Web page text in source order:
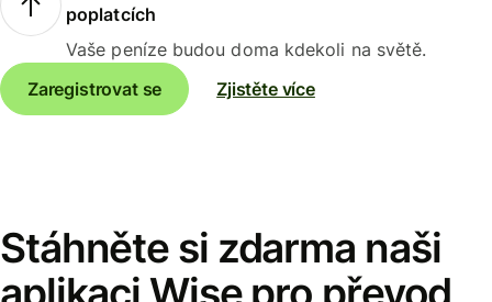
poplatcích
Vaše peníze budou doma kdekoli na světě.
Zaregistrovat se
Zjistěte více
Stáhněte si zdarma naši